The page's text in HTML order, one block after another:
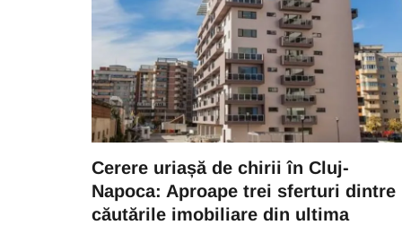
Cerere uriașă de chirii în Cluj-
Napoca: Aproape trei sferturi dintre
căutările imobiliare din ultima